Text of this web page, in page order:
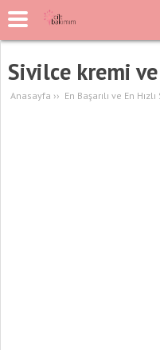
Sivilce kremi
Anasayfa ›› En Başarılı ve En